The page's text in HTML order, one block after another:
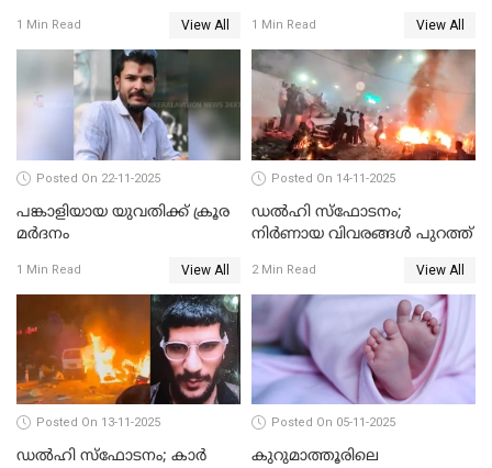
1 Min Read View All 1 Min Read View All
Posted On 22-11-2025
പങ്കാളിയായ യുവതിക്ക് ക്രൂര
മര്‍ദനം
1 Min Read View All
Posted On 14-11-2025
ഡല്‍ഹി സ്‌ഫോടനം;
നിര്‍ണായ വിവരങ്ങള്‍ പുറത്ത്
2 Min Read View All
Posted On 13-11-2025
ഡല്‍ഹി സ്‌ഫോടനം; കാര്‍
Posted On 05-11-2025
കുറുമാത്തൂരിലെ